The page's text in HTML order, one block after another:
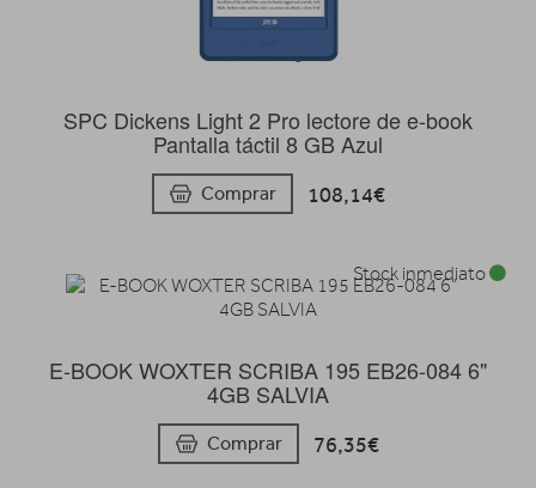
SPC Dickens Light 2 Pro lectore de e-book
Pantalla táctil 8 GB Azul
Comprar 108,14€
E-BOOK WOXTER SCRIBA 195 EB26-084 6"
4GB SALVIA
Comprar 76,35€
Stock inmediato